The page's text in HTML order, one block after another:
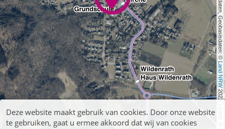
, Kartendaten, Geobasisdaten: ©
Land NRW
2021, Lizenz
Deze website maakt gebruik van cookies. Door onze website
te gebruiken, gaat u ermee akkoord dat wij van cookies